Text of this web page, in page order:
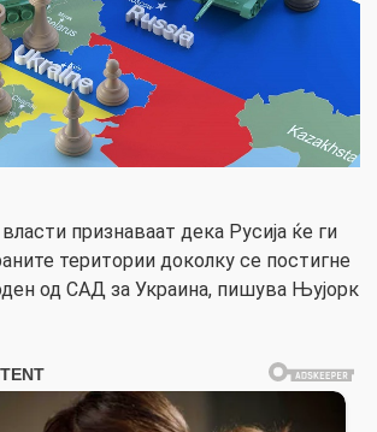
признаваат дека Русија ќе ги
територии доколку се постигне
од САД за Украина, пишува Њујорк